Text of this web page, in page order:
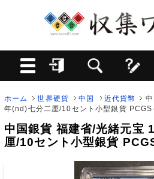
ホーム 世界硬貨 中国 近代貨幣
年(nd)七分二厘/10セント小型銀貨
中国銀貨 福建省/光緒元宝
厘/10セント小型銀貨